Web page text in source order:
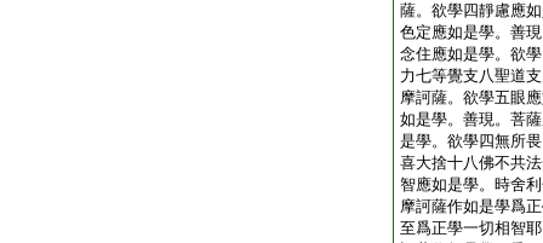
薩。欲學四靜慮應
色定應如是學。善
念住應如是學。欲
力七等覺支八聖道
摩訶薩。欲學五眼
如是學。善現。菩
是學。欲學四無所
喜大捨十八佛不共
智應如是學。時舍
摩訶薩作如是學爲
至爲正學一切相智